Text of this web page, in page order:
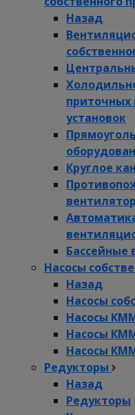
Назад
установок
Круглое
Бассейные
Насосы
Назад
Насосы
Насосы
Насосы
Насосы
Редукторы
Назад
Редукторы